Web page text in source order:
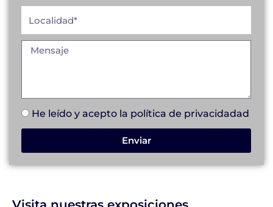
He leído y acepto la política de privacidadad
Enviar